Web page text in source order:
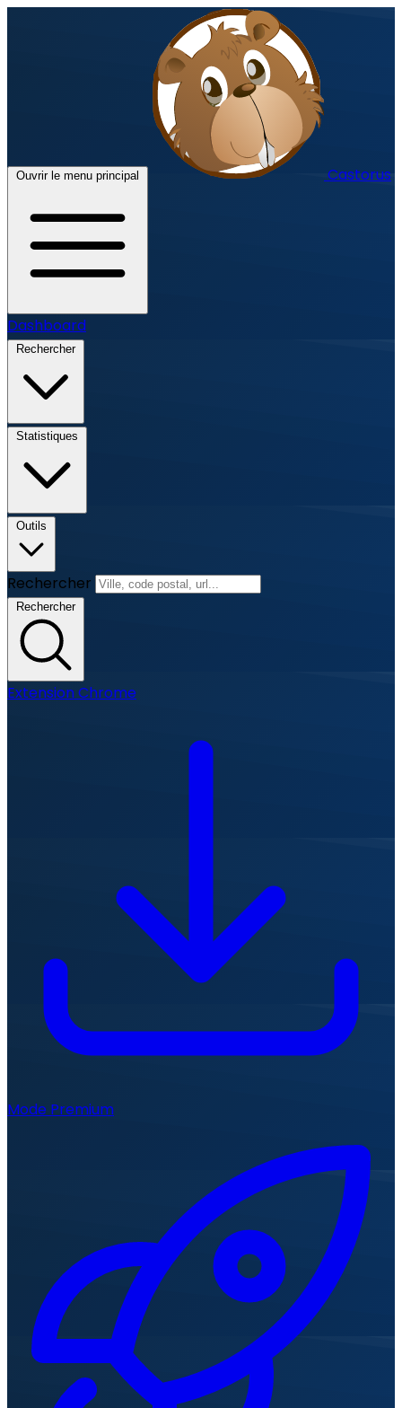
Ouvrir le menu principal Castorus
Dashboard
Rechercher
Statistiques
Outils
Rechercher
Rechercher
Extension Chrome
Mode Premium